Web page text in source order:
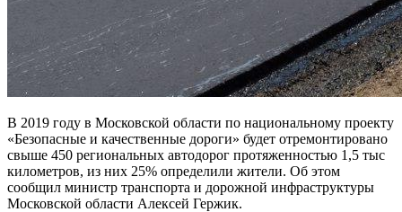
В 2019 году в Московской области по национальному проекту
«Безопасные и качественные дороги» будет отремонтировано
свыше 450 региональных автодорог протяженностью 1,5 тыс
километров, из них 25% определили жители. Об этом
сообщил министр транспорта и дорожной инфраструктуры
Московской области Алексей Гержик.